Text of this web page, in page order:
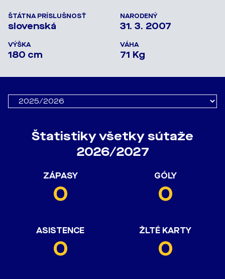
ŠTÁTNA PRÍSLUŠNOSŤ
slovenská
NARODENÝ
31. 3. 2007
VÝŠKA
180 cm
VÁHA
71 Kg
Štatistiky všetky sútaže
2026/2027
ZÁPASY
0
GÓLY
0
ASISTENCE
0
ŽLTÉ KARTY
0